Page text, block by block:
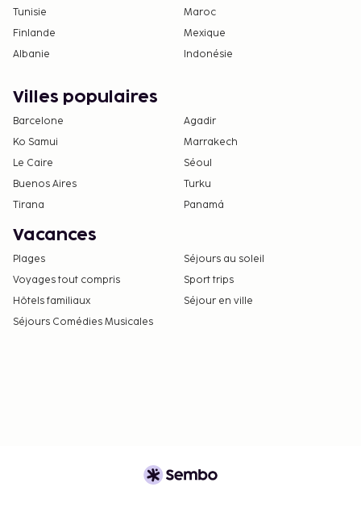
Tunisie
Maroc
Finlande
Mexique
Albanie
Indonésie
Villes populaires
Barcelone
Agadir
Ko Samui
Marrakech
Le Caire
Séoul
Buenos Aires
Turku
Tirana
Panamá
Vacances
Plages
Séjours au soleil
Voyages tout compris
Sport trips
Hôtels familiaux
Séjour en ville
Séjours Comédies Musicales